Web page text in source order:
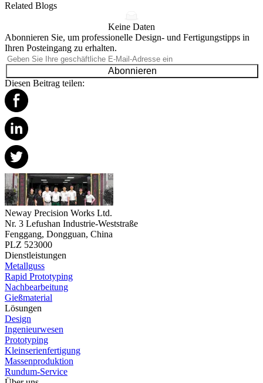
Related Blogs
Keine Daten
Abonnieren Sie, um professionelle Design- und Fertigungstipps in
Ihren Posteingang zu erhalten.
Abonnieren
Diesen Beitrag teilen:
Neway Precision Works Ltd.
Nr. 3 Lefushan Industrie-Weststraße
Fenggang, Dongguan, China
PLZ 523000
Dienstleistungen
Metallguss
Rapid Prototyping
Nachbearbeitung
Gießmaterial
Lösungen
Design
Ingenieurwesen
Prototyping
Kleinserienfertigung
Massenproduktion
Rundum-Service